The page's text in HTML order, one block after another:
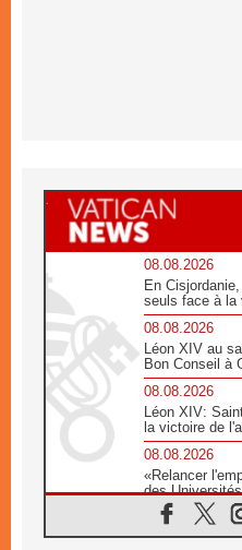
08.08.2026
En
seuls face à la
08.08.2026
Léon XIV au
Bon Conseil à
08.08.2026
Léon XIV:
la victoire de
08.08.2026
«Relancer
des
08.08.2026
Signis 2026,